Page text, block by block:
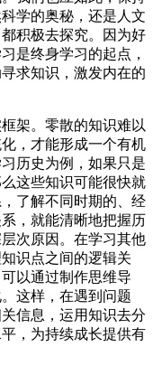
学的奥秘，还是人文
积极去探究。因为好
是终身学习的起点，
求知识，激发内在的
架。零散的知识难以
，才能形成一个有机
历史为例，如果只是
这些知识可能很快就
了解不同时期的、经
，就能清晰地把握历
次原因。在学习其他
识点之间的逻辑关
以通过制作思维导
这样，在遇到问题
信息，运用知识去分
，为持续成长提供有